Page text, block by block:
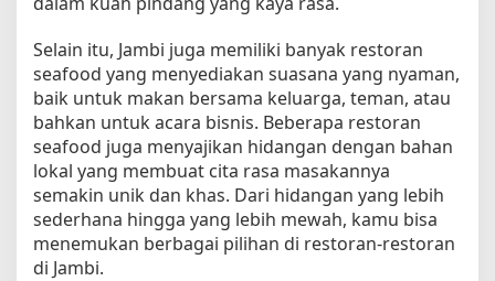
Selain itu, Jambi juga memiliki banyak restoran
seafood yang menyediakan suasana yang nyaman,
baik untuk makan bersama keluarga, teman, atau
bahkan untuk acara bisnis. Beberapa restoran
seafood juga menyajikan hidangan dengan bahan
lokal yang membuat cita rasa masakannya
semakin unik dan khas. Dari hidangan yang lebih
sederhana hingga yang lebih mewah, kamu bisa
menemukan berbagai pilihan di restoran-restoran
di Jambi.